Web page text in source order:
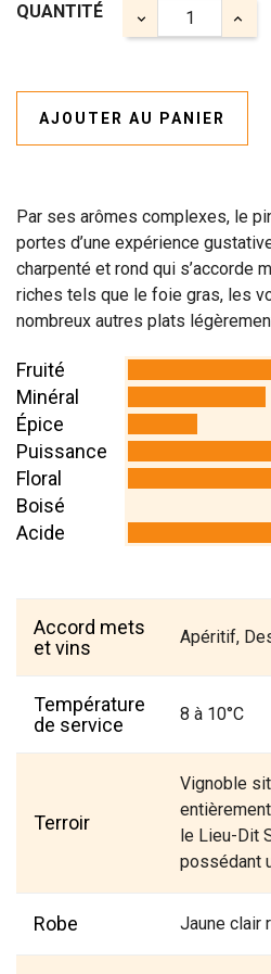
QUANTITÉ
AJOUTER AU PANIER
Par ses arômes complexes, le
portes d’une expérience
charpenté et rond qui s’accorde
riches tels que le foie gras, les
nombreux autres plats
Fruité
Minéral
Épice
Puissance
Floral
Boisé
Acide
Accord mets
et vins
Apéritif,
Température
de service
8 à 10°C
Terroir
Vignoble
le Lieu-Dit
possédant
Robe Jaune clair